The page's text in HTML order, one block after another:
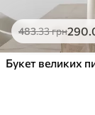
483.33грн290